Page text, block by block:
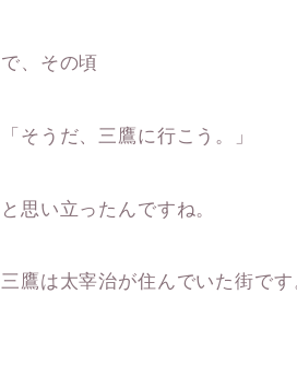
で、その頃
「そうだ、三鷹に行こう。」
と思い立ったんですね。
三鷹は太宰治が住んでいた街です